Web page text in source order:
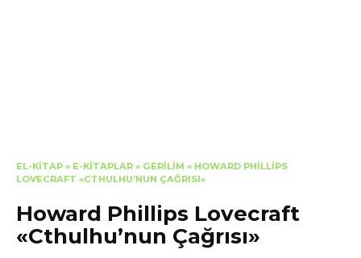
EL-KITAP » E-KITAPLAR » GERILIM » HOWARD PHILLIPS
LOVECRAFT «CTHULHU’NUN ÇAĞRISI»
Howard Phillips Lovecraft
«Cthulhu’nun Çağrısı»